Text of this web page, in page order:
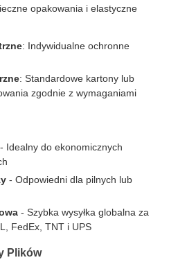
opakowania i elastyczne
: Indywidualne ochronne
: Standardowe kartony lub
zgodnie z wymaganiami
- Idealny do ekonomicznych
- Odpowiedni dla pilnych lub
- Szybka wysyłka globalna za
FedEx, TNT i UPS
Plików